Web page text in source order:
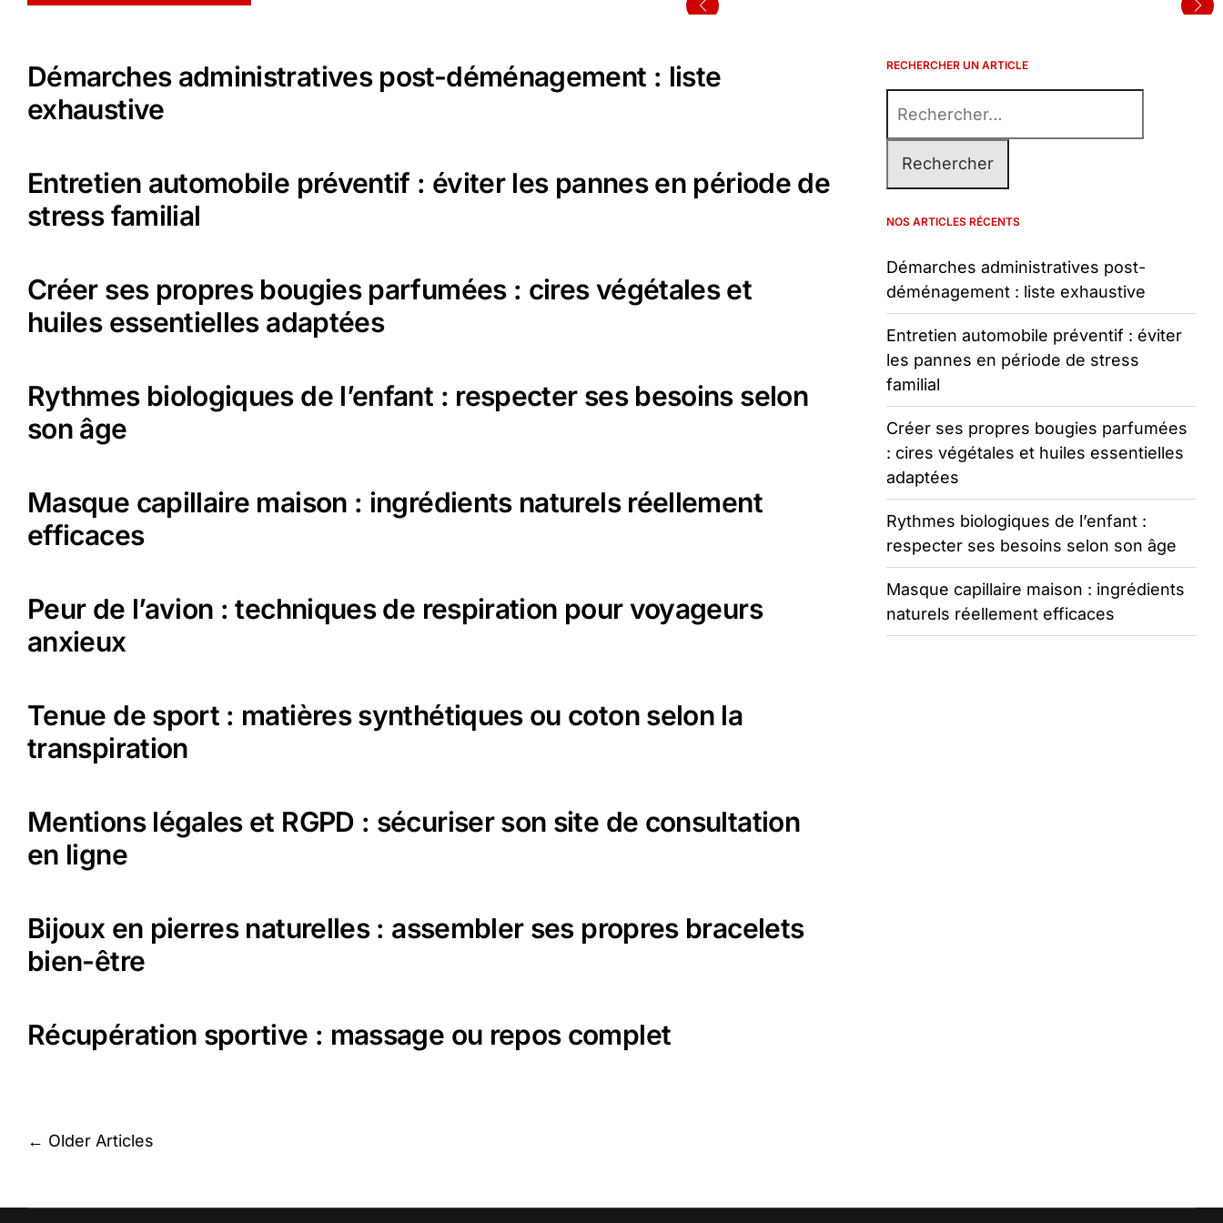
Démarches administratives post-déménagement : liste
exhaustive
Entretien automobile préventif : éviter les pannes en période de
stress familial
Créer ses propres bougies parfumées : cires végétales et
huiles essentielles adaptées
Rythmes biologiques de l’enfant : respecter ses besoins selon
son âge
Masque capillaire maison : ingrédients naturels réellement
efficaces
Peur de l’avion : techniques de respiration pour voyageurs
anxieux
Tenue de sport : matières synthétiques ou coton selon la
transpiration
Mentions légales et RGPD : sécuriser son site de consultation
en ligne
Bijoux en pierres naturelles : assembler ses propres bracelets
bien-être
Récupération sportive : massage ou repos complet
Navigation
articles
← Older Articles
RECHERCHER UN ARTICLE
NOS ARTICLES RÉCENTS
Démarches administratives post-
déménagement : liste exhaustive
Entretien automobile préventif : éviter
les pannes en période de stress
familial
Créer ses propres bougies parfumées
: cires végétales et huiles essentielles
adaptées
Rythmes biologiques de l’enfant :
respecter ses besoins selon son âge
Masque capillaire maison : ingrédients
naturels réellement efficaces